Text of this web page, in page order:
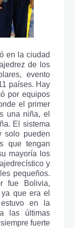
en la ciudad
de los
evento
países. Hay
por equipos
el primer
una niña, el
El sistema
solo pueden
que tengan
mayoría los
y
pequeños.
fue Bolivia,
que era el
en la
las últimas
fuerte